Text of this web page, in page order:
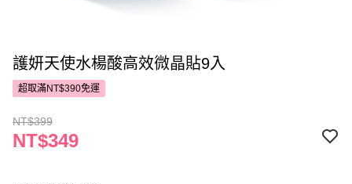
護妍天使水楊酸高效微晶貼9入
超取滿NT$390免運
NT$399
NT$349